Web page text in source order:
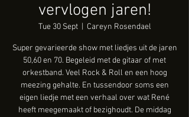
vervlogen jaren!
Tue 30 Sept
  |
Careyn Rosendael
Super gevarieerde show met liedjes uit de jaren
50,60 en 70. Begeleid met de gitaar of met
orkestband. Veel Rock & Roll en een hoog
meezing gehalte. En tussendoor soms een
eigen liedje met een verhaal over wat René
heeft meegemaakt of bezighoudt. De middag